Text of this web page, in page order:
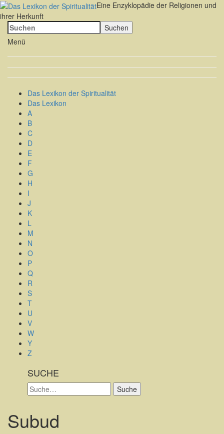
Eine Enzyklopädie der Religionen und
ihrer Herkunft
Menü
Das Lexikon der Spiritualität
Das Lexikon
A
B
C
D
E
F
G
H
I
J
K
L
M
N
O
P
Q
R
S
T
U
V
W
Y
Z
SUCHE
Suche Suche
Subud